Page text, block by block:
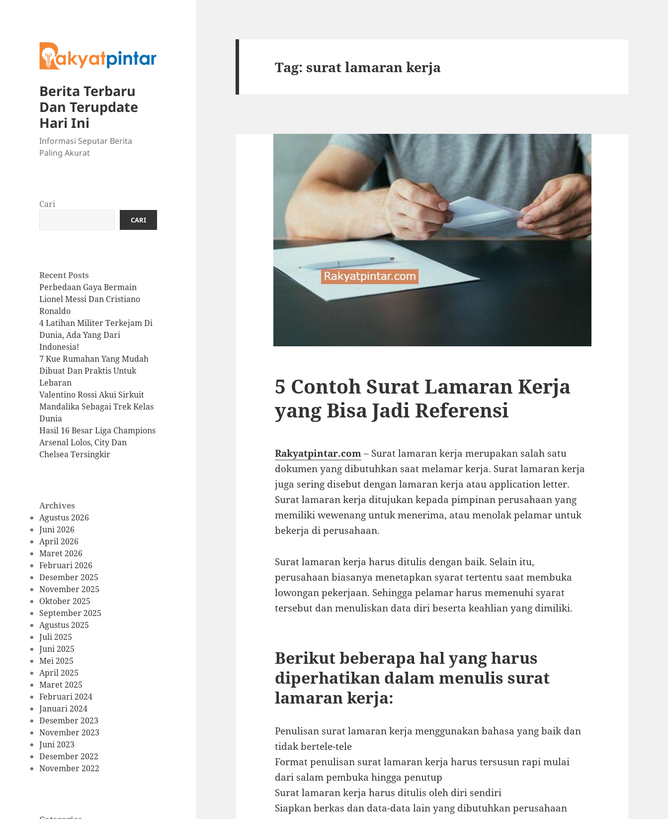
Berita Terbaru
Dan Terupdate
Hari Ini
Informasi Seputar Berita
Paling Akurat
Cari
CARI
Recent Posts
Perbedaan Gaya Bermain
Lionel Messi Dan Cristiano
Ronaldo
4 Latihan Militer Terkejam Di
Dunia, Ada Yang Dari
Indonesia!
7 Kue Rumahan Yang Mudah
Dibuat Dan Praktis Untuk
Lebaran
Valentino Rossi Akui Sirkuit
Mandalika Sebagai Trek Kelas
Dunia
Hasil 16 Besar Liga Champions
Arsenal Lolos, City Dan
Chelsea Tersingkir
Archives
Agustus 2026
Juni 2026
April 2026
Maret 2026
Februari 2026
Desember 2025
November 2025
Oktober 2025
September 2025
Agustus 2025
Juli 2025
Juni 2025
Mei 2025
April 2025
Maret 2025
Februari 2024
Januari 2024
Desember 2023
November 2023
Juni 2023
Desember 2022
November 2022
Tag:surat lamaran kerja
5 Contoh Surat Lamaran Kerja
yang Bisa Jadi Referensi
Rakyatpintar.com– Surat lamaran kerja merupakan salah satu
dokumen yang dibutuhkan saat melamar kerja. Surat lamaran kerja
juga sering disebut dengan lamaran kerja atau application letter.
Surat lamaran kerja ditujukan kepada pimpinan perusahaan yang
memiliki wewenang untuk menerima, atau menolak pelamar untuk
bekerja di perusahaan.
Surat lamaran kerja harus ditulis dengan baik. Selain itu,
perusahaan biasanya menetapkan syarat tertentu saat membuka
lowongan pekerjaan. Sehingga pelamar harus memenuhi syarat
tersebut dan menuliskan data diri beserta keahlian yang dimiliki.
Berikut beberapa hal yang harus
diperhatikan dalam menulis surat
lamaran kerja:
Penulisan surat lamaran kerja menggunakan bahasa yang baik dan
tidak bertele-tele
Format penulisan surat lamaran kerja harus tersusun rapi mulai
dari salam pembuka hingga penutup
Surat lamaran kerja harus ditulis oleh diri sendiri
Siapkan berkas dan data-data lain yang dibutuhkan perusahaan